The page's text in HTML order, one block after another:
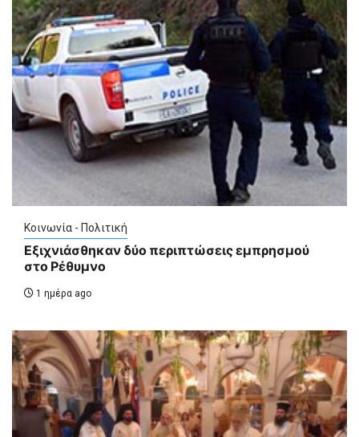
Κοινωνία - Πολιτική
Εξιχνιάσθηκαν δύο περιπτώσεις εμπρησμού
στο Ρέθυμνο
1 ημέρα ago